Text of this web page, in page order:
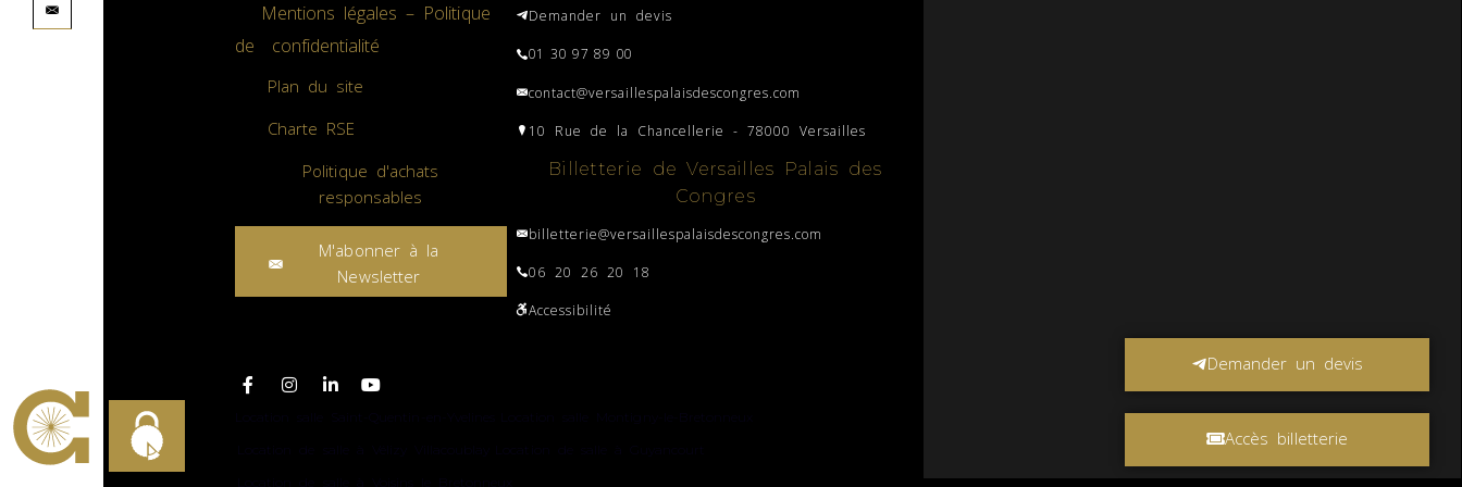
Demander un devis
Accès billetterie
Mentions légales – Politique
de confidentialité
Plan du site
Charte RSE
Politique d'achats
responsables
M'abonner à la
Newsletter
Demander un devis
01 30 97 89 00
contact@versaillespalaisdescongres.com
10 Rue de la Chancellerie - 78000 Versailles
Billetterie de Versailles Palais des
Congres
billetterie@versaillespalaisdescongres.com
06 20 26 20 18
Accessibilité
Location salle Saint-Quentin-en-Yvelines
Location salle Montigny-le-Bretonneux
Location de salle à Vélizy Villacoublay
Location de salle à Guyancourt
Location de salle à Voisins le Bretonneux